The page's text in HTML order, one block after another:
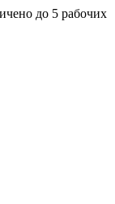
до 5 рабочих